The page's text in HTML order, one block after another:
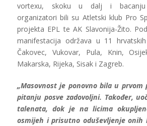
vortexu, skoku u dalj i bacanju
organizatori bili su Atletski klub Pro
projekta EPL te AK Slavonija-Žito.
manifestacija održava u 11
Čakovec, Vukovar, Pula, Knin,
Makarska, Rijeka, Sisak i Zagreb.
„Masovnost je ponovno bila u
pitanju posve zadovoljni. Također,
talenata, dok je na licima
osmijeh i prisutno oduševljenje